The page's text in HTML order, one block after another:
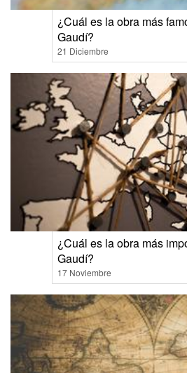
¿Cuál es la obra más
Gaudí?
21 Diciembre
¿Cuál es la obra más
Gaudí?
17 Noviembre